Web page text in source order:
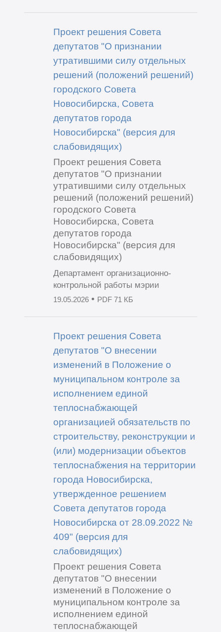
Проект решения Совета
депутатов "О признании
утратившими силу отдельных
решений (положений решений)
городского Совета
Новосибирска, Совета
депутатов города
Новосибирска" (версия для
слабовидящих)
Проект решения Совета
депутатов "О признании
утратившими силу отдельных
решений (положений решений)
городского Совета
Новосибирска, Совета
депутатов города
Новосибирска" (версия для
слабовидящих)
Департамент организационно-
контрольной работы мэрии
19.05.2026• PDF 71 КБ
Проект решения Совета
депутатов "О внесении
изменений в Положение о
муниципальном контроле за
исполнением единой
теплоснабжающей
организацией обязательств по
строительству, реконструкции и
(или) модернизации объектов
теплоснабжения на территории
города Новосибирска,
утвержденное решением
Совета депутатов города
Новосибирска от 28.09.2022 №
409" (версия для
слабовидящих)
Проект решения Совета
депутатов "О внесении
изменений в Положение о
муниципальном контроле за
исполнением единой
теплоснабжающей